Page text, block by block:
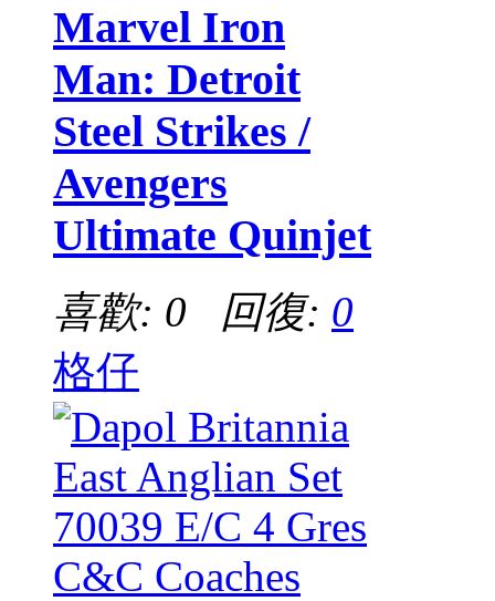
Marvel Iron
Man: Detroit
Steel Strikes /
Avengers
Ultimate Quinjet
喜歡: 0 回復: 0
格仔